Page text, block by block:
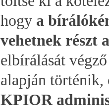
hogy a
vehetnek részt
elbírálását
alapján történik,
KPIOR